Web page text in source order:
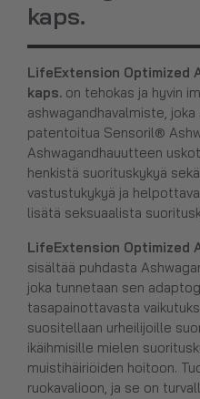
kaps.
LifeExtension Optimized
kaps. on tehokas ja hyvin
ashwagandhavalmiste,
patentoitua Sensoril®
Ashwagandhauutteen
henkistä suorituskykyä
vastustukykyä ja
lisätä seksuaalista
LifeExtension Optimized
sisältää puhdasta
joka tunnetaan sen
tasapainottavasta
suositellaan urheilijoille
ikäihmisille mielen
muistihäiriöiden hoitoon.
ruokavalioon, ja se on